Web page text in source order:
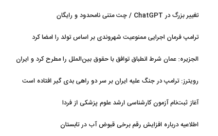
تغییر بزرگ در ChatGPT / چت متنی نامحدود و رایگان
ترامپ فرمان اجرایی ممنوعیت شهروندی بر اساس تولد را امضا کرد
الجزیره: عمان شرط انطباق توافق با حقوق بین‌الملل را مطرح کرد و ایران
رویترز: ترامپ در جنگ علیه ایران بر سر دو راهی بدی گیر افتاده است
آغاز ثبت‌نام‌ آزمون کارشناسی ارشد علوم پزشکی از فردا
اطلاعیه درباره افزایش رقم برخی قبوض آب در تابستان